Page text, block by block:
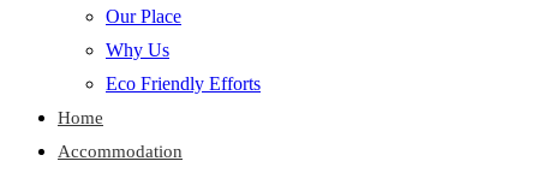
Our Place
Why Us
Eco Friendly Efforts
Home
Accommodation